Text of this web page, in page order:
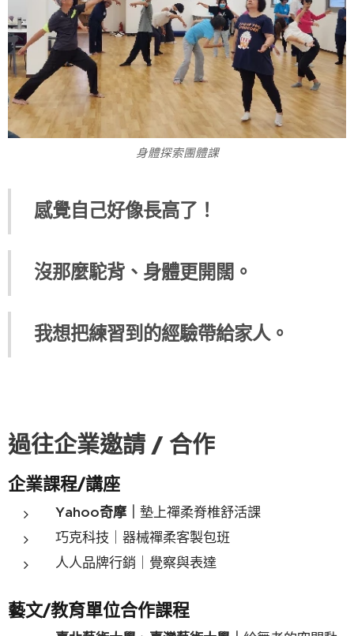
身體探索團體課
感覺自己好像長高了！
沒那麼駝背、身體更開闊。
我想把練習到的經驗帶給家人。
過往企業邀請 / 合作
企業課程/講座
Yahoo奇摩｜ 墊上禪柔脊椎舒活課
巧克科技｜器械禪柔客製包班
人人品牌行銷｜覺察與表達
藝文/教育單位合作課程